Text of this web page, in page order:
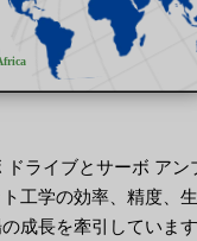
ライブとサーボ アン
工学の効率、精度、
成長を牽引していま